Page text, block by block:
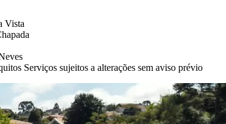
Vista
Serviços sujeitos a alterações sem aviso prévio